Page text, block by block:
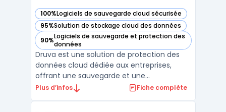
100%Logiciels de sauvegarde cloud sécurisée
— voir Druva dans cette catégorie
95%Solution de stockage cloud des données
— voir Druva dans cette catégorie
90%Logiciels de sauvegarde et protection des
données
— voir Druva dans cette catégorie
Druva est une solution de protection des
données cloud dédiée aux entreprises,
offrant une sauvegarde et une
récupération des données centralisées sur
Plus d’infos Fiche complète